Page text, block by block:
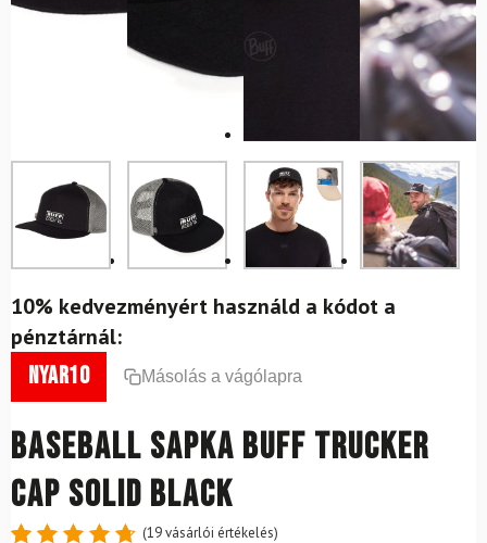
10% kedvezményért használd a kódot a
pénztárnál:
nyar10 Másolás a vágólapra
Baseball sapka BUFF Trucker
Cap Solid Black
(19vásárlói értékelés)